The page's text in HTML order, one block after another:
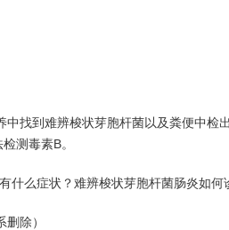
到难辨梭状芽胞杆菌以及粪便中检
测毒素B。
什么症状？难辨梭状芽胞杆菌肠炎如何
除）